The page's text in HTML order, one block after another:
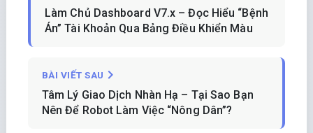
Làm Chủ Dashboard V7.x – Đọc Hiểu “Bệnh
Án” Tài Khoản Qua Bảng Điều Khiển Màu
BÀI VIẾT SAU
Tâm Lý Giao Dịch Nhàn Hạ – Tại Sao Bạn
Nên Để Robot Làm Việc “Nông Dân”?